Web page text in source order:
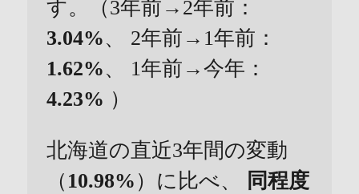
す。（3年前→2年前：
3.04%、 2年前→1年前：
1.62%、 1年前→今年：
4.23% ）
北海道の直近3年間の変動
（ 10.98% ）に比べ、
同程度